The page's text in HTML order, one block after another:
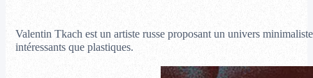
Valentin Tkach est un artiste russe proposant un univers
intéressants que plastiques.